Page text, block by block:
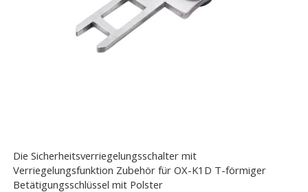
Die Sicherheitsverriegelungsschalter mit
Verriegelungsfunktion Zubehör für OX-K1D T-förmiger
Betätigungsschlüssel mit Polster